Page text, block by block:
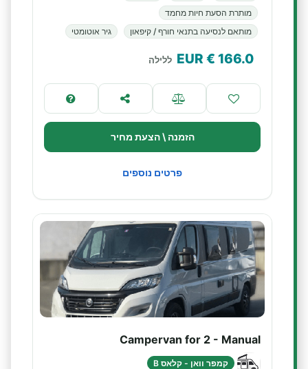
מותרת הסעת חיות מחמד
מותאם לנסיעה בתנאי חורף / קיפאון
גיר אוטומטי
166.0
€ EUR ללילה
הזמנה \ הצעת מחיר
פרטים נוספים
Campervan for 2 - Manual
קמפר וואן - קלאס B